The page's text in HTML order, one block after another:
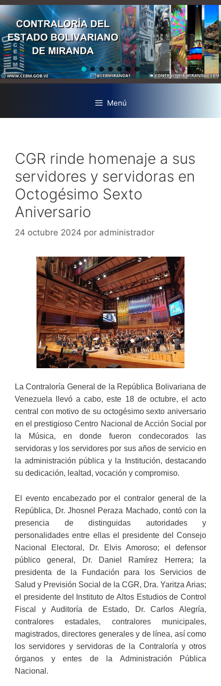
Menú
CGR rinde homenaje a sus
servidores y servidoras en
Octogésimo Sexto
Aniversario
24 octubre 2024 por administrador
La Contraloría General de la República Bolivariana de
Venezuela llevó a cabo, este 18 de octubre, el acto
central con motivo de su octogésimo sexto aniversario
en el prestigioso Centro Nacional de Acción Social por
la Música, en donde fueron condecorados las
servidoras y los servidores por sus años de servicio en
la administración pública y la Institución, destacando
su dedicación, lealtad, vocación y compromiso.
El evento encabezado por el contralor general de la
República, Dr. Jhosnel Peraza Machado, contó con la
presencia de distinguidas autoridades y
personalidades entre ellas el presidente del Consejo
Nacional Electoral, Dr. Elvis Amoroso; el defensor
público general, Dr. Daniel Ramírez Herrera; la
presidenta de la Fundación para los Servicios de
Salud y Previsión Social de la CGR, Dra. Yaritza Arias;
el presidente del Instituto de Altos Estudios de Control
Fiscal y Auditoría de Estado, Dr. Carlos Alegría,
contralores estadales, contralores municipales,
magistrados, directores generales y de línea, así como
los servidores y servidoras de la Contraloría y otros
órganos y entes de la Administración Pública
Nacional.